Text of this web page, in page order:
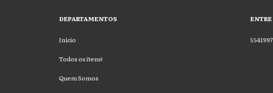
DEPARTAMENTOS
Início
Todos os itens!
Quem Somos